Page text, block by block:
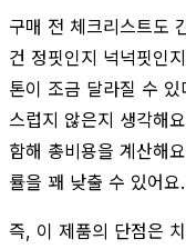
구매 전 체크리스트도
건 정핏인지 넉넉핏인
톤이 조금 달라질 수
스럽지 않은지 생각해
함해 총비용을 계산해
률을 꽤 낮출 수 있어요.
즉, 이 제품의 단점은